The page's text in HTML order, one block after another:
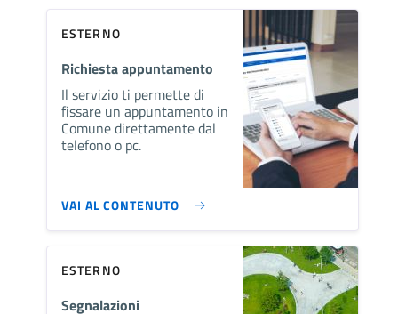
ESTERNO
Richiesta appuntamento
Il servizio ti permette di
fissare un appuntamento in
Comune direttamente dal
telefono o pc.
VAI AL CONTENUTO
ESTERNO
Segnalazioni